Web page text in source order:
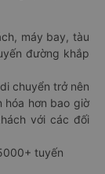
máy bay, tàu
đường khắp
chuyển trở nên
hóa hơn bao giờ
với các đối
tuyến